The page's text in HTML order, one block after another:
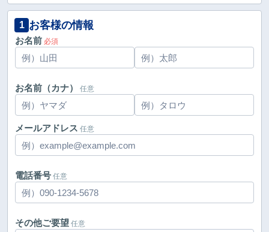
1 お客様の情報
お名前 必須
お名前（カナ） 任意
メールアドレス 任意
電話番号 任意
その他ご要望 任意